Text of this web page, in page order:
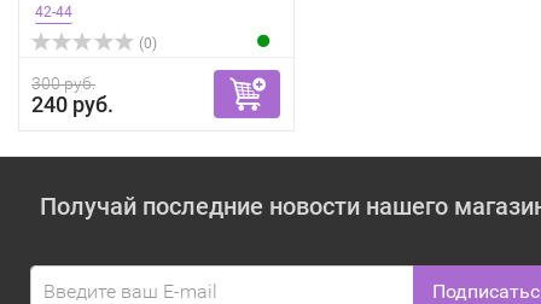
42-44
(0)
300 руб.
240 руб.
Получай последние новости нашего